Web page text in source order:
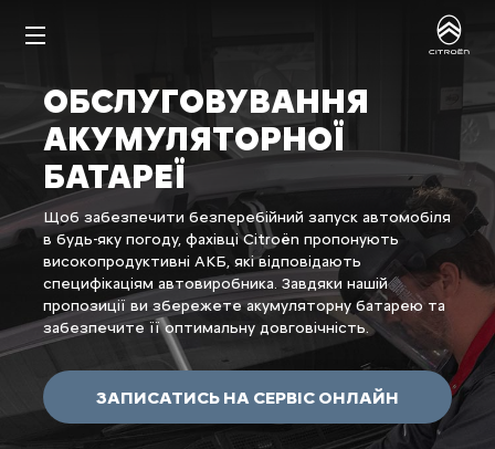
ОБСЛУГОВУВАННЯ
АКУМУЛЯТОРНОЇ
БАТАРЕЇ
Щоб забезпечити безперебійний запуск автомобіля
в будь-яку погоду, фахівці Citroën пропонують
високопродуктивні АКБ, які відповідають
специфікаціям автовиробника. Завдяки нашій
пропозиції ви збережете акумуляторну батарею та
забезпечите її оптимальну довговічність.
ЗАПИСАТИСЬ НА СЕРВІС ОНЛАЙН